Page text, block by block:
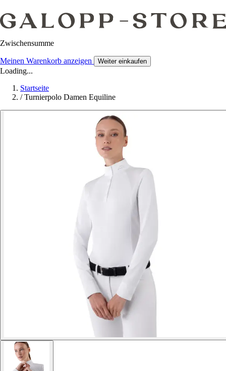
Zwischensumme
Meinen Warenkorb anzeigen Weiter einkaufen
Loading...
Startseite
/ Turnierpolo Damen Equiline